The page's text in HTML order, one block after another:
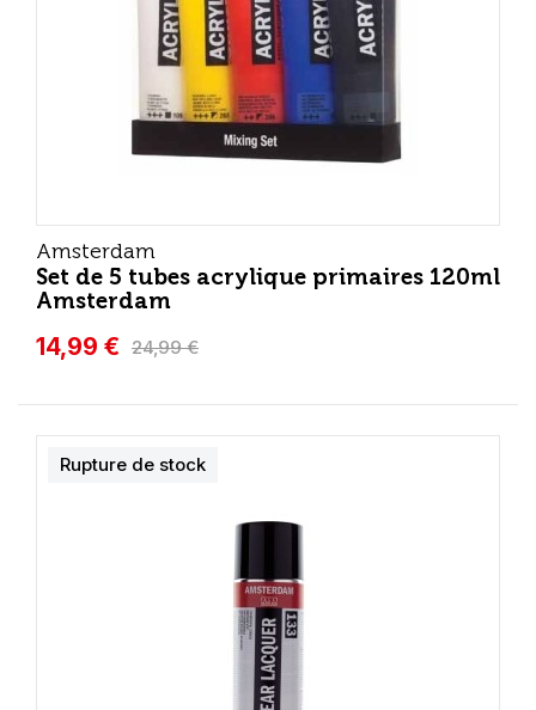
Amsterdam
Set de 5 tubes acrylique primaires 120ml
Amsterdam
14,99 € 24,99 €
Rupture de stock